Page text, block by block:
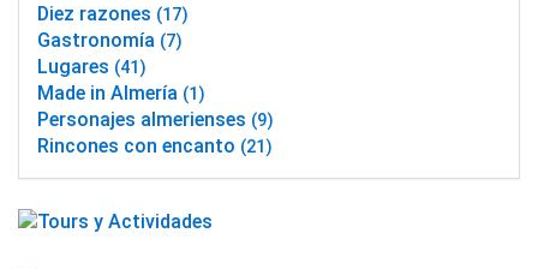
Diez razones (17)
Gastronomía (7)
Lugares (41)
Made in Almería (1)
Personajes almerienses (9)
Rincones con encanto (21)